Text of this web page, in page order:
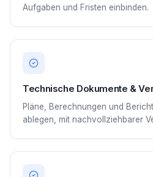
Aufgaben und Fristen einbinden.
Technische Dokumente &
Pläne, Berechnungen und
ablegen, mit nachvollziehbarer